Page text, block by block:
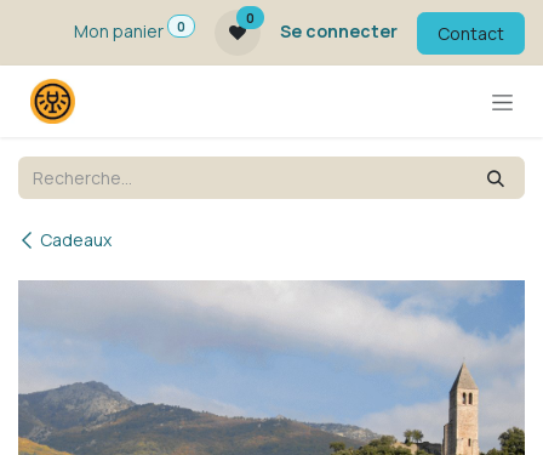
Se rendre au contenu
Mon panier
0
0
Se connecter Contact
Cadeaux